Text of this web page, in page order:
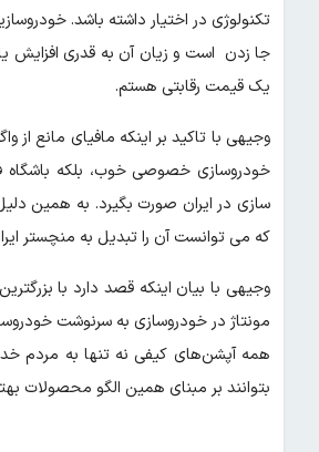
تکنولوژی در اختیار داشته باشد.
جا زدن است و زیان آن به قدری افزایش
یک قیمت رقابتی هستم.
وجیهی با تاکید بر اینکه مافیای مانع
خودروسازی خصوصی خوب، بلکه
سازی در ایران صورت بگیرد. به همین
که می توانست آن را تبدیل به منچستر
وجیهی با بیان اینکه قصد دارد با
مونتاژ در خودروسازی به سرنوشت
همه آپشن‌های کیفی نه تنها به مردم
بتوانند بر مبنای همین الگو محصولات